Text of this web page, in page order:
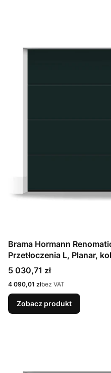
Brama Hormann
Przetłoczenia L, Planar,
deluxe + Prowadzenie N
Cena
5 030,71 zł
Cena
4 090,01 złbez VAT
Zobacz produkt